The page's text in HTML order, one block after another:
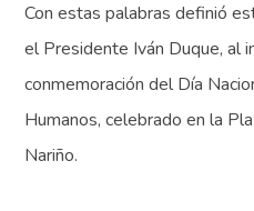
Con estas palabras definió
el Presidente Iván Duque, al
conmemoración del Día
Humanos, celebrado en la
Nariño.